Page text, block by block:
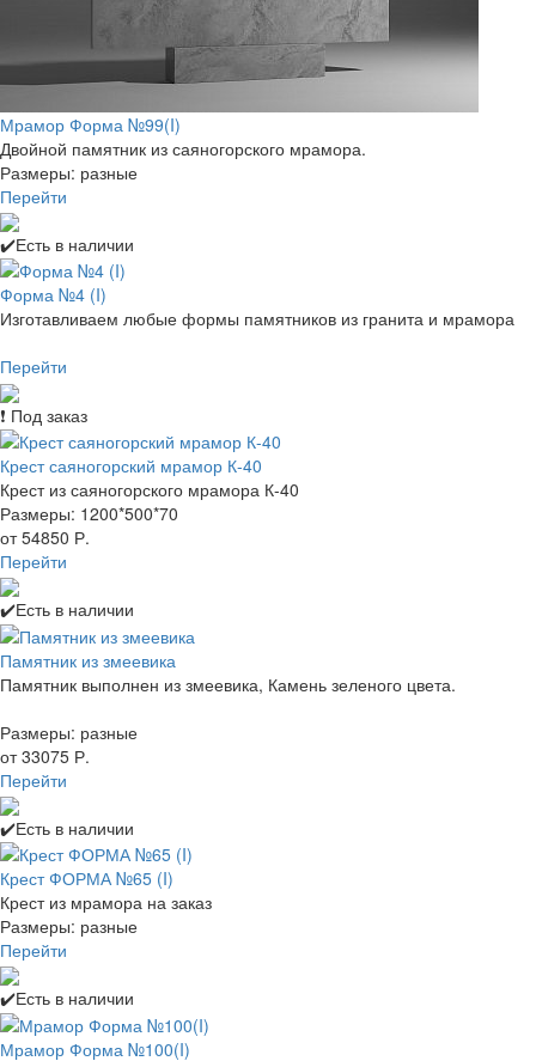
Мрамор Форма №99(I)
Двойной памятник из саяногорского мрамора.
Размеры: разные
Перейти
✔️Есть в наличии
Форма №4 (I)
Изготавливаем любые формы памятников из гранита и мрамора
Перейти
❗ Под заказ
Крест саяногорский мрамор К-40
Крест из саяногорского мрамора К-40
Размеры: 1200*500*70
от 54850 Р.
Перейти
✔️Есть в наличии
Памятник из змеевика
Памятник выполнен из змеевика, Камень зеленого цвета.
Размеры: разные
от 33075 Р.
Перейти
✔️Есть в наличии
Крест ФОРМА №65 (I)
Крест из мрамора на заказ
Размеры: разные
Перейти
✔️Есть в наличии
Мрамор Форма №100(I)